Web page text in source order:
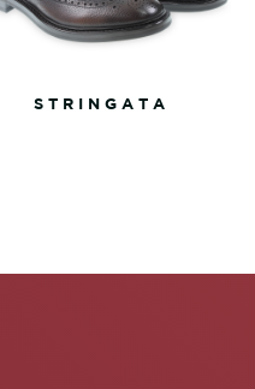
STRINGATA